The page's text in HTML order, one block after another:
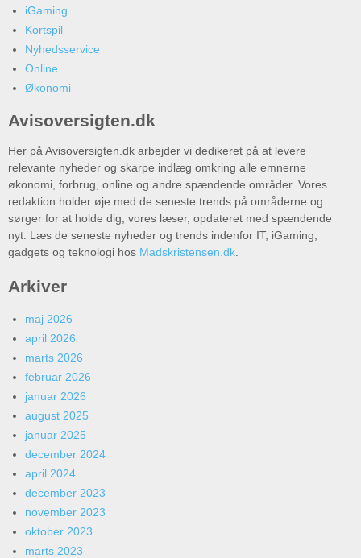
iGaming
Kortspil
Nyhedsservice
Online
Økonomi
Avisoversigten.dk
Her på Avisoversigten.dk arbejder vi dedikeret på at levere
relevante nyheder og skarpe indlæg omkring alle emnerne
økonomi, forbrug, online og andre spændende områder. Vores
redaktion holder øje med de seneste trends på områderne og
sørger for at holde dig, vores læser, opdateret med spændende
nyt. Læs de seneste nyheder og trends indenfor IT, iGaming,
gadgets og teknologi hos Madskristensen.dk.
Arkiver
maj 2026
april 2026
marts 2026
februar 2026
januar 2026
august 2025
januar 2025
december 2024
april 2024
december 2023
november 2023
oktober 2023
marts 2023